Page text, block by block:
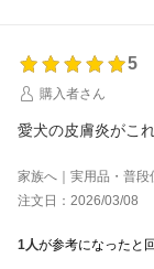
5
購入者さん
愛犬の皮膚炎がこ
家族へ｜実用品・普段
注文日：2026/03/08
1人が参考になったと